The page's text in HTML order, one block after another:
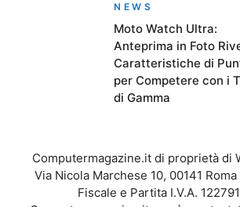
NEWS
Moto Watch Ultra:
Anteprima in Foto
Caratteristiche di
per Competere con i
di Gamma
Computermagazine.it di proprietà di
Via Nicola Marchese 10, 00141
Fiscale e Partita I.V.A.